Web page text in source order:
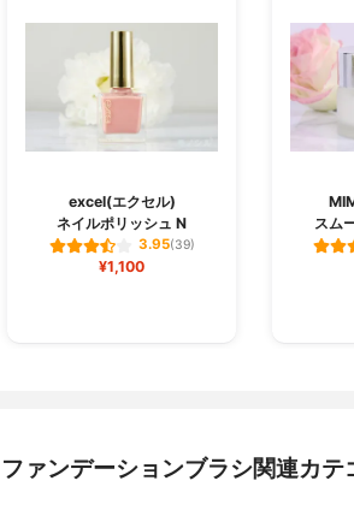
excel(エクセル)
ネイルポリッシュ N
3.95(39)
¥1,100
スム
ファンデーションブラシ関連カ